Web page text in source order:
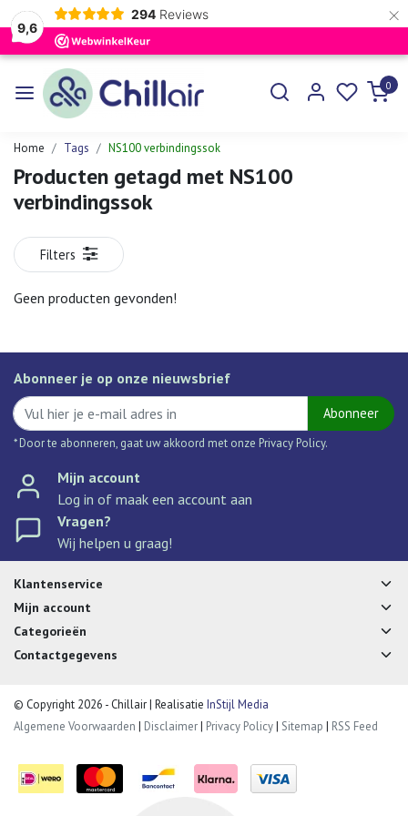
9,6
294 Reviews ×
0
Home Tags NS100 verbindingssok
Producten getagd met NS100
verbindingssok
Filters
Geen producten gevonden!
Abonneer je op onze nieuwsbrief
Abonneer
* Door te abonneren, gaat uw akkoord met onze Privacy Policy.
Mijn account
Log in of maak een account aan
Vragen?
Wij helpen u graag!
Klantenservice
Mijn account
Categorieën
Contactgegevens
© Copyright 2026 - Chillair | Realisatie InStijl Media
Algemene Voorwaarden | Disclaimer| Privacy Policy| Sitemap | RSS Feed